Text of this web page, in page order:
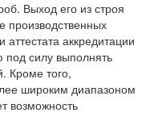
Выход его из строя
производственных
аккредитации
силу выполнять
Кроме того,
широким диапазоном
возможность